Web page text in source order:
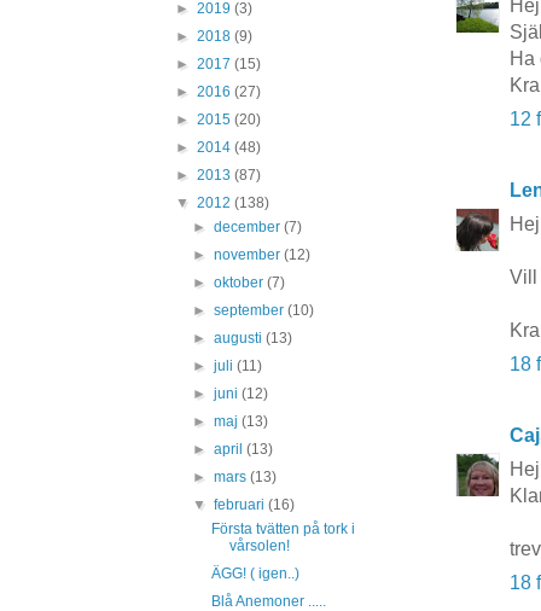
Ha
12
Vill
18
18
► 2019 (3)
► 2018 (9)
► 2017 (15)
► 2016 (27)
► 2015 (20)
► 2014 (48)
► 2013 (87)
▼ 2012 (138)
►december(7)
►november(12)
►oktober(7)
►september(10)
►augusti(13)
►juli(11)
►juni(12)
►maj(13)
►april(13)
►mars(13)
▼februari(16)
Första tvätten på tork i
vårsolen!
ÄGG! ( igen..)
Blå Anemoner .....